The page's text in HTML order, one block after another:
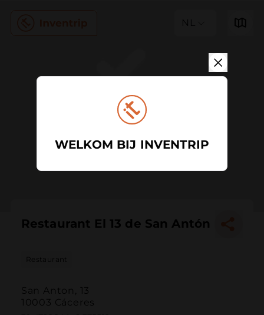
NL
Restaurant El 13 de San Antón
Restaurant
San Anton, 13
10003 Cáceres
WELKOM BIJ INVENTRIP